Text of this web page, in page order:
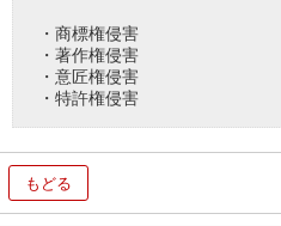
・商標権侵害
・著作権侵害
・意匠権侵害
・特許権侵害
もどる